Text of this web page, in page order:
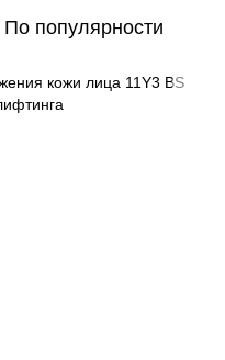
По популярности